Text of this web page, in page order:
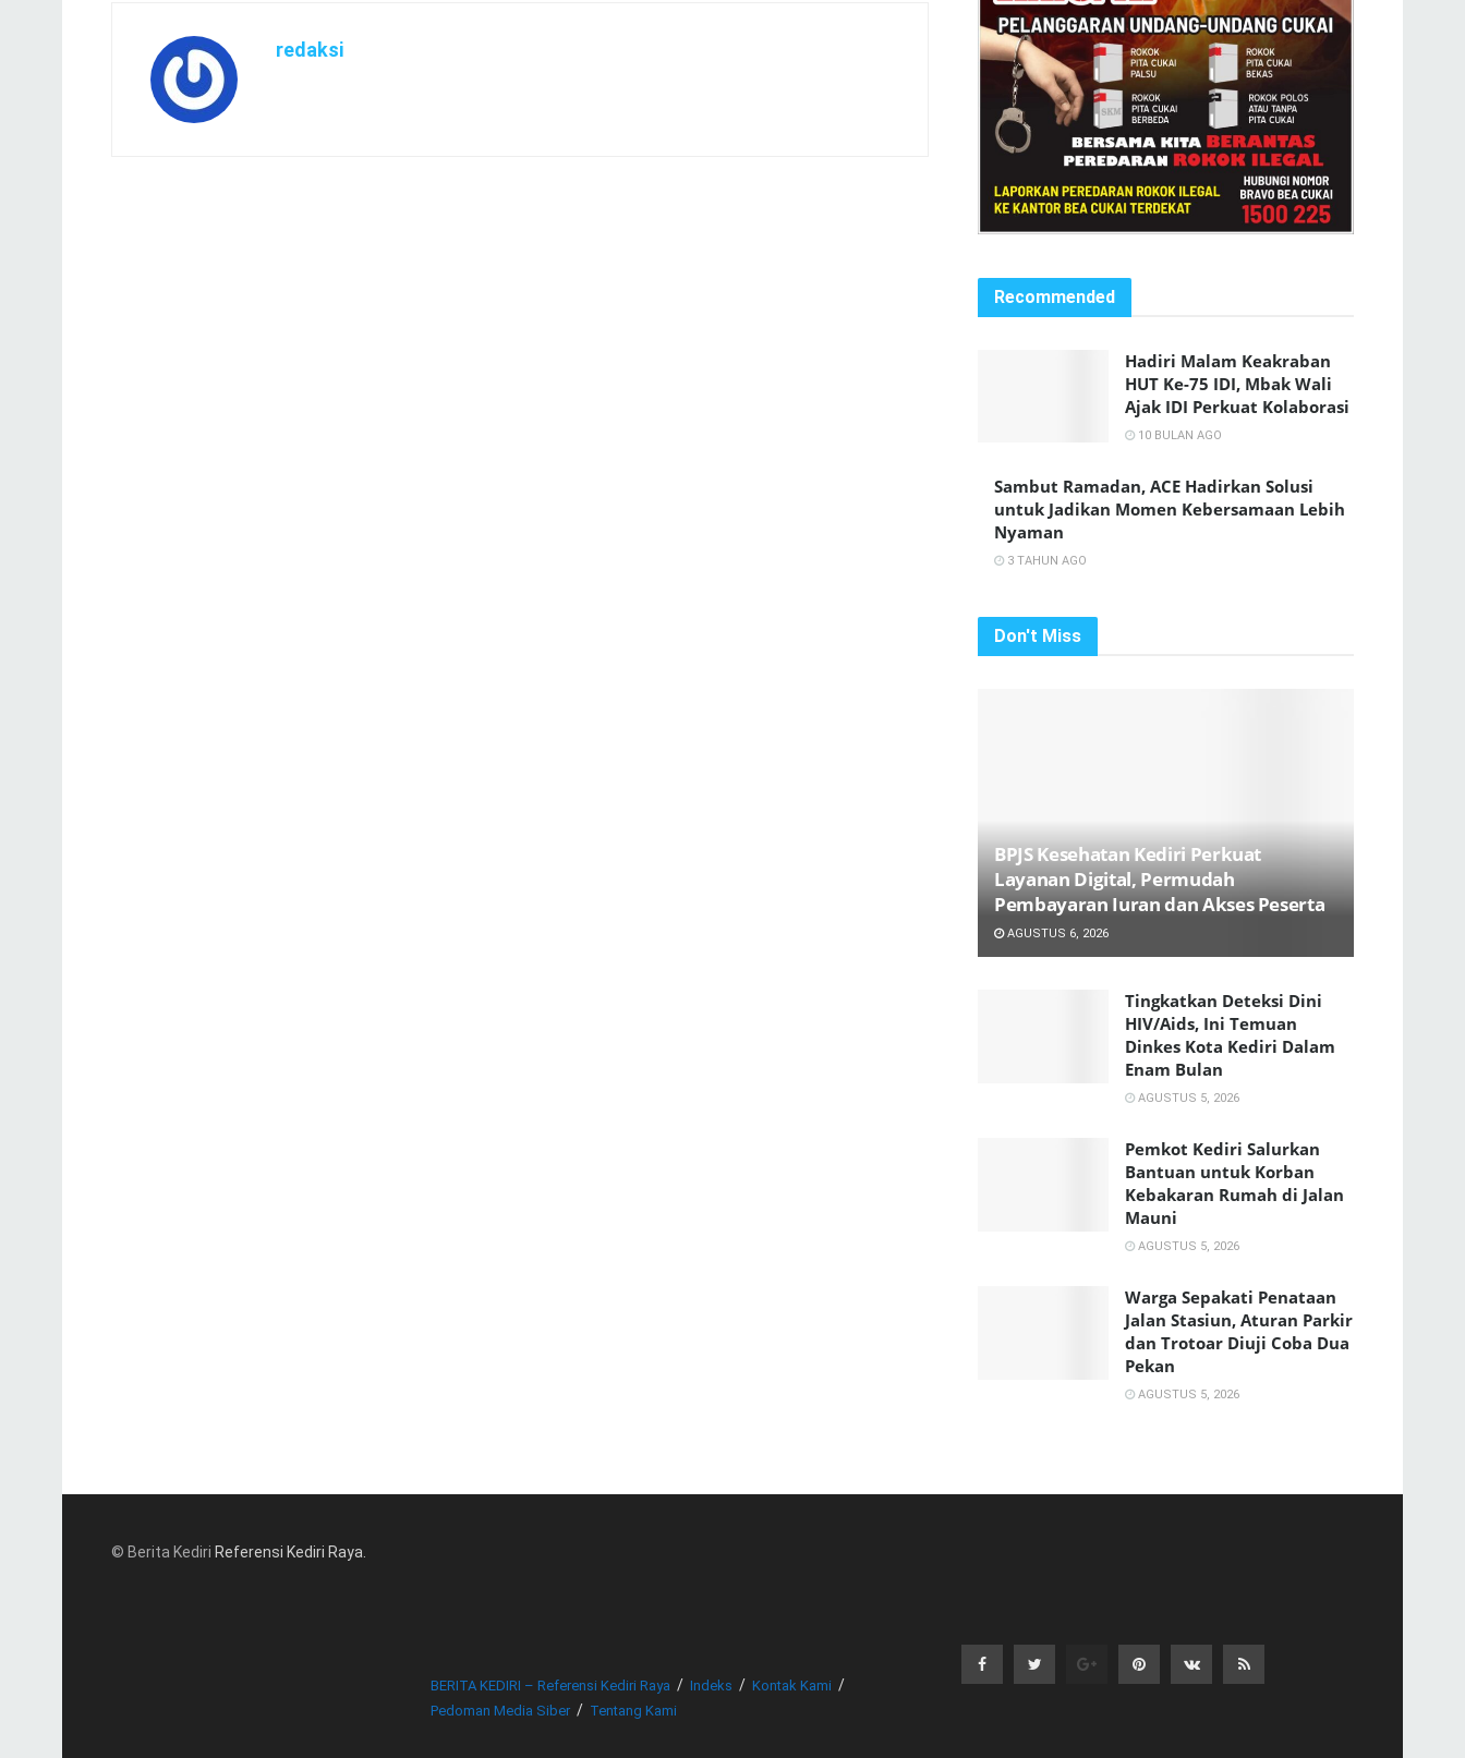
redaksi
Recommended
Hadiri Malam Keakraban
HUT Ke-75 IDI, Mbak Wali
Ajak IDI Perkuat Kolaborasi
10 BULAN AGO
Sambut Ramadan, ACE Hadirkan Solusi
untuk Jadikan Momen Kebersamaan Lebih
Nyaman
3 TAHUN AGO
Don't Miss
BPJS Kesehatan Kediri Perkuat
Layanan Digital, Permudah
Pembayaran Iuran dan Akses Peserta
AGUSTUS 6, 2026
Tingkatkan Deteksi Dini
HIV/Aids, Ini Temuan
Dinkes Kota Kediri Dalam
Enam Bulan
AGUSTUS 5, 2026
Pemkot Kediri Salurkan
Bantuan untuk Korban
Kebakaran Rumah di Jalan
Mauni
AGUSTUS 5, 2026
Warga Sepakati Penataan
Jalan Stasiun, Aturan Parkir
dan Trotoar Diuji Coba Dua
Pekan
AGUSTUS 5, 2026
© Berita Kediri Referensi Kediri Raya.
BERITA KEDIRI – Referensi Kediri Raya Indeks
Kontak Kami
Pedoman Media Siber
Tentang Kami